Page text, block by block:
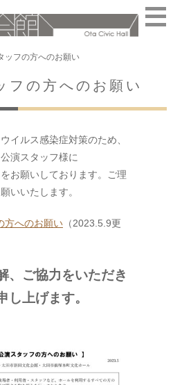
ッフの方へのお願い
フの方へのお願い
イルス感染症対策のため、
演スタッフ様に
お願いしております。ご理
いいたします。
方へのお願い（2023.5.9更
、ご協力をいただき
し上げます。